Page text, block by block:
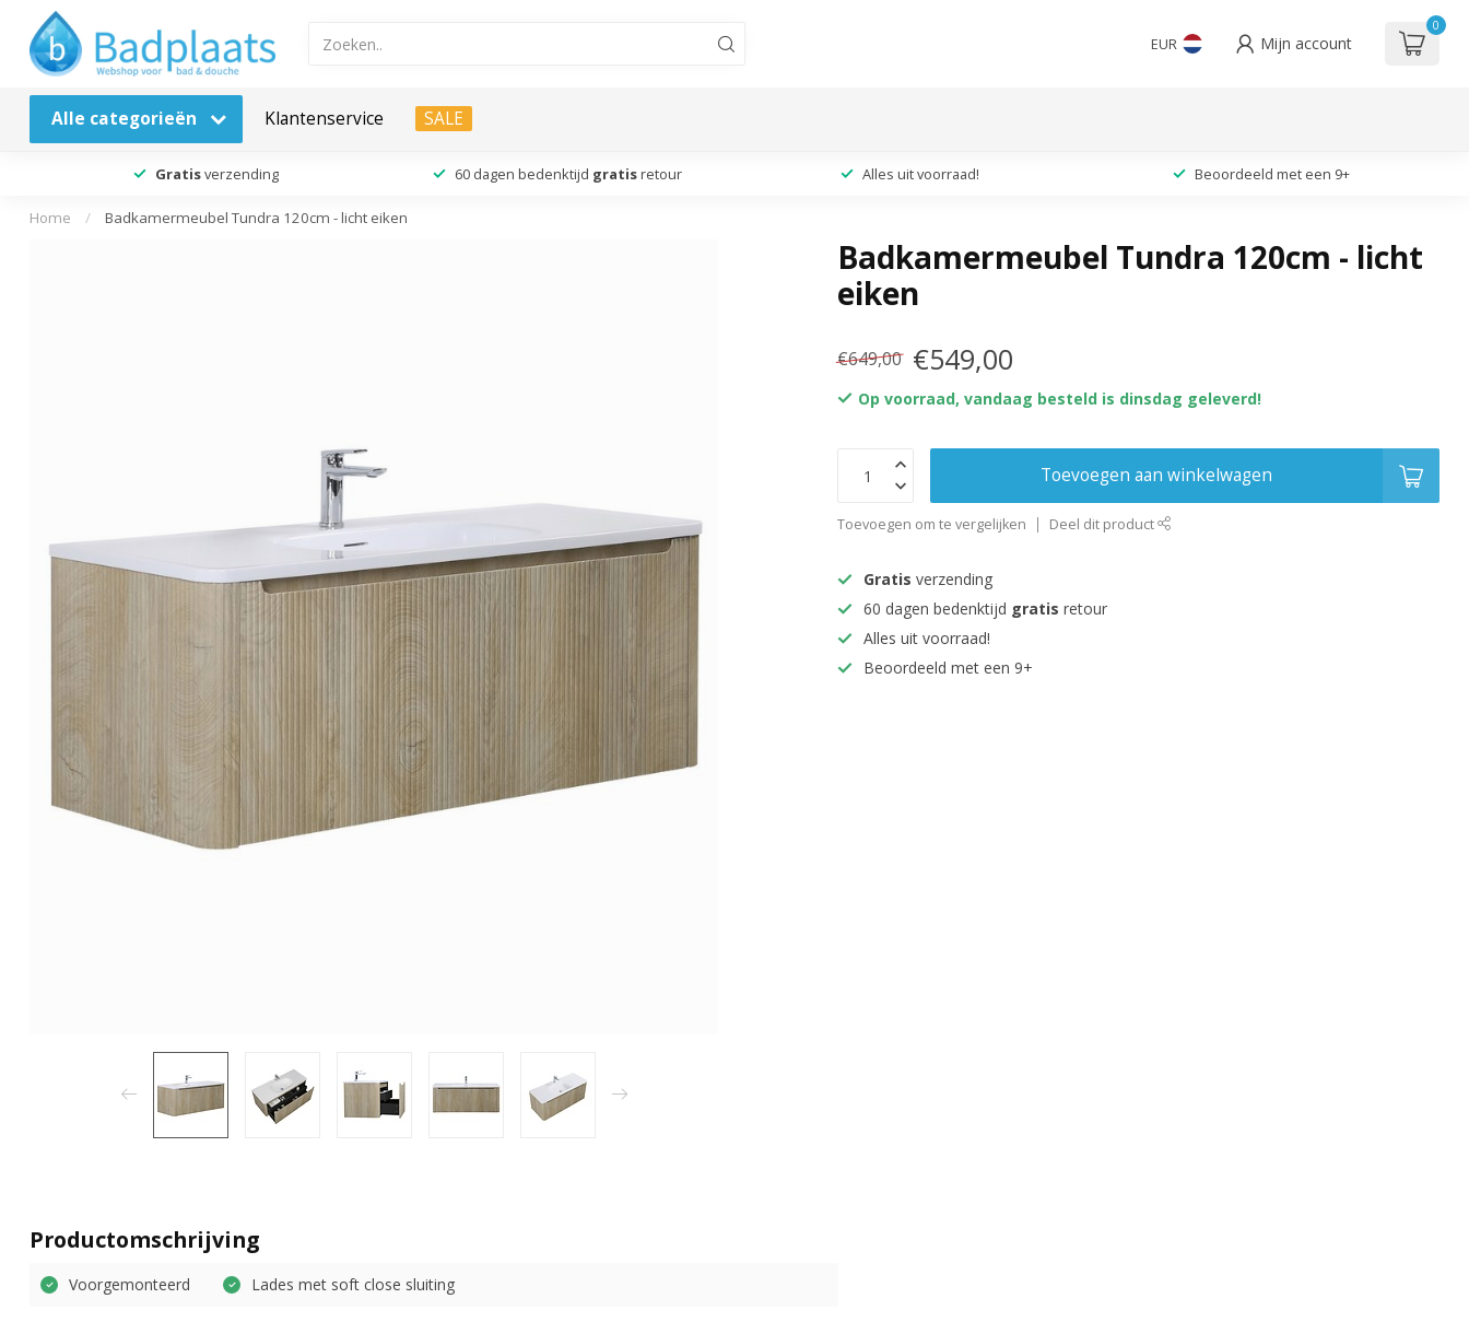
EUR Mijn account
0
Alle categorieën Klantenservice SALE
Gratisverzending 60 dagen bedenktijd gratis retour Alles uit voorraad! Beoordeeld met een 9+
Home / Badkamermeubel Tundra 120cm - licht eiken
Badkamermeubel Tundra 120cm - licht
eiken
€649,00 €549,00
Op voorraad, vandaag besteld is dinsdag geleverd!
Toevoegen aan winkelwagen
Toevoegen om te vergelijken Deel dit product
Gratis verzending
60 dagen bedenktijd gratis retour
Alles uit voorraad!
Beoordeeld met een 9+
Productomschrijving
Voorgemonteerd Lades met soft close sluiting